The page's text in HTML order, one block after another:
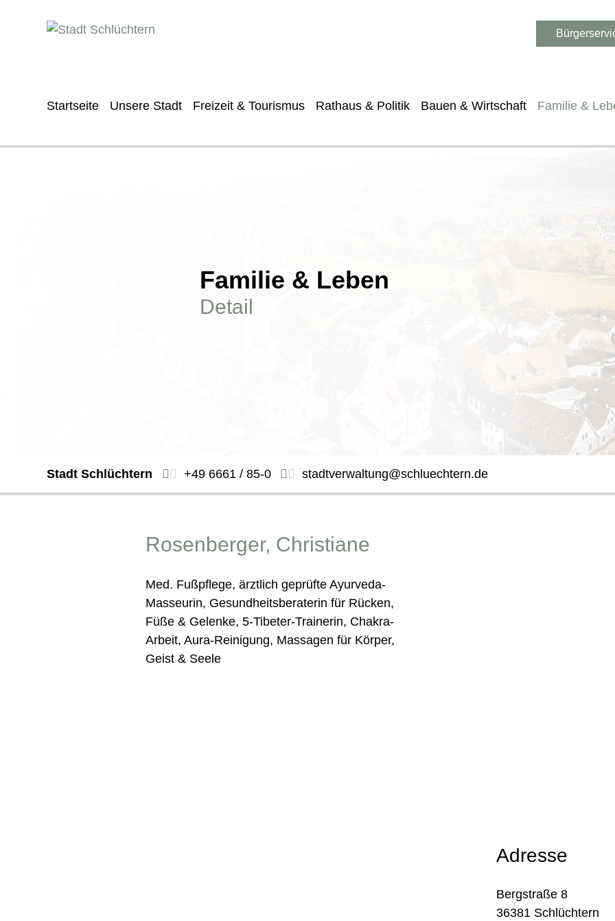
Startseite Unsere Stadt Freizeit & Tourismus Rathaus & Politik Bauen & Wirtschaft Familie &
Familie & Leben
Detail
Stadt Schlüchtern +49 6661 / 85-0 stadtverwaltung@schluechtern.de
Rosenberger, Christiane
Med. Fußpflege, ärztlich geprüfte Ayurveda-
Masseurin, Gesundheitsberaterin für Rücken,
Füße & Gelenke, 5-Tibeter-Trainerin, Chakra-
Arbeit, Aura-Reinigung, Massagen für Körper,
Geist & Seele
Adresse
Bergstraße 8
36381 Schlüchtern